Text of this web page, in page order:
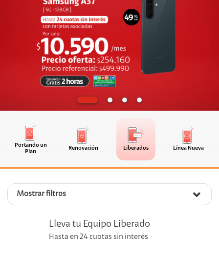
Portando un
Plan
Renovación Liberados Línea Nueva
Mostrar filtros
Lleva tu Equipo Liberado
Hasta en 24 cuotas sin interés